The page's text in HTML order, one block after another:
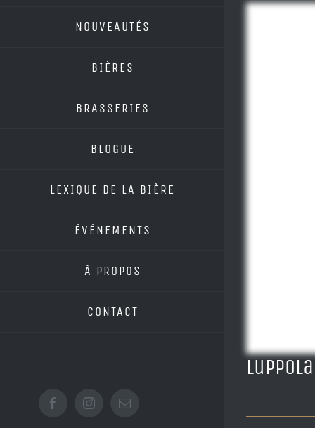
NOUVEAUTÉS
BIÈRES
BRASSERIES
BLOGUE
LEXIQUE DE LA BIÈRE
ÉVÉNEMENTS
À PROPOS
CONTACT
FacebookInstagramEmail